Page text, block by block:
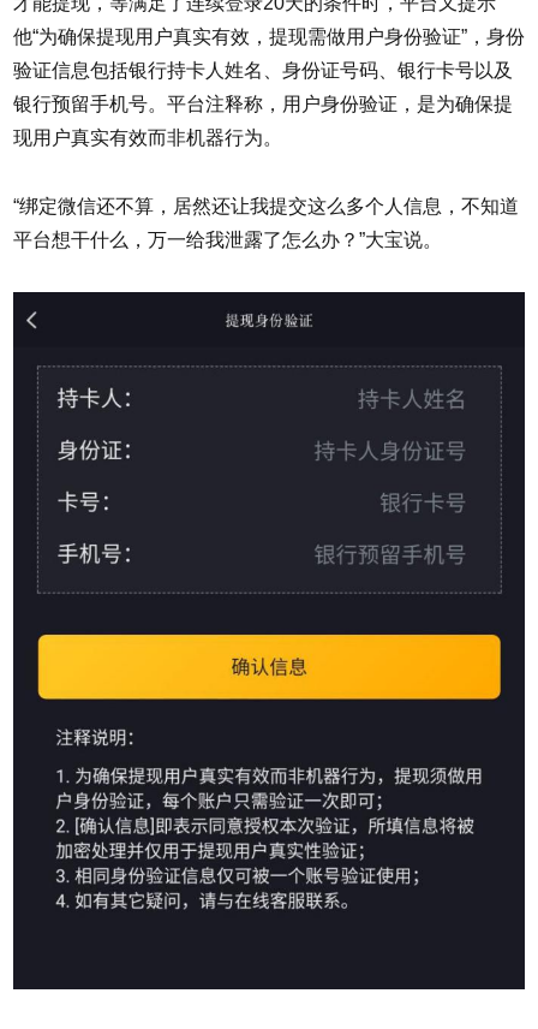
他“为确保提现用户真实有效，提现需做用户身份验证”，身份
验证信息包括银行持卡人姓名、身份证号码、银行卡号以及
银行预留手机号。平台注释称，用户身份验证，是为确保提
现用户真实有效而非机器行为。
“绑定微信还不算，居然还让我提交这么多个人信息，不知道
平台想干什么，万一给我泄露了怎么办？”大宝说。